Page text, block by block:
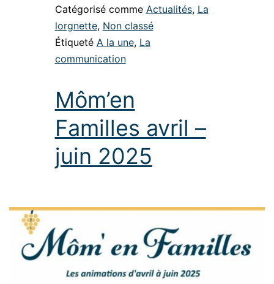
Catégorisé comme Actualités, La
lorgnette, Non classé
Étiqueté A la une, La
communication
Môm’en
Familles avril –
juin 2025